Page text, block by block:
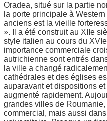
Oradea, situé sur la partie
la porte principale à
anciens est la vieille
». Il a été construit au XIIe
style italien au cours du
importance commerciale
autrichienne sont entrés
la ville a changé
cathédrales et des églises
auparavant et dispositions
augmenté rapidement.
grandes villes de
commercial, mais aussi